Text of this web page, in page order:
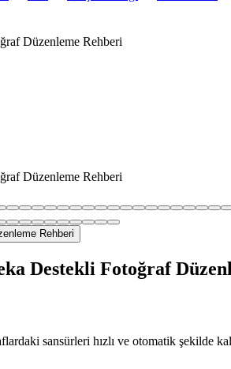
Düzenleme Rehberi
Düzenleme Rehberi
Destekli Fotoğraf
sansürleri hızlı ve otomatik şekilde